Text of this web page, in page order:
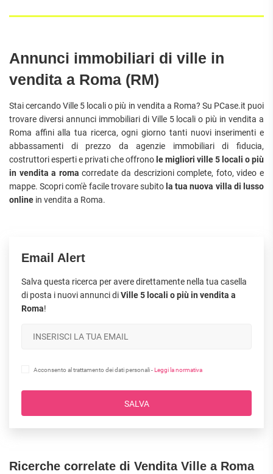
Annunci immobiliari di ville in
vendita a Roma (RM)
Stai cercando Ville 5 locali o più in vendita a Roma? Su PCase.it puoi
trovare diversi annunci immobiliari di Ville 5 locali o più in vendita a
Roma affini alla tua ricerca, ogni giorno tanti nuovi inserimenti e
abbassamenti di prezzo da agenzie immobiliari di fiducia,
costruttori esperti e privati che offrono le migliori ville 5 locali o più
in vendita a roma corredate da descrizioni complete, foto, video e
mappe. Scopri com'è facile trovare subito la tua nuova villa di lusso
online in vendita a Roma.
Email Alert
Salva questa ricerca per avere direttamente nella tua casella
di posta i nuovi annunci diVille 5 locali o più in vendita a
Roma!
Acconsento al trattamento dei dati personali -Leggi la normativa
SALVA
Ricerche correlate di Vendita Ville a Roma